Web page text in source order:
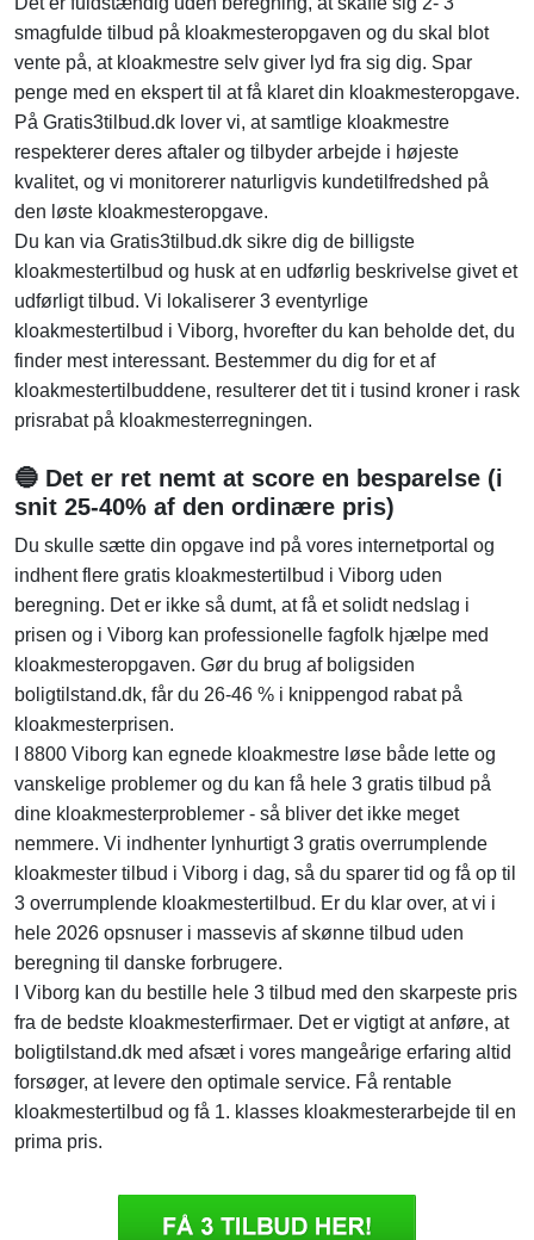
smagfulde tilbud på kloakmesteropgaven og du skal blot
vente på, at kloakmestre selv giver lyd fra sig dig. Spar
penge med en ekspert til at få klaret din kloakmesteropgave.
På Gratis3tilbud.dk lover vi, at samtlige kloakmestre
respekterer deres aftaler og tilbyder arbejde i højeste
kvalitet, og vi monitorerer naturligvis kundetilfredshed på
den løste kloakmesteropgave.
Du kan via Gratis3tilbud.dk sikre dig de billigste
kloakmestertilbud og husk at en udførlig beskrivelse givet et
udførligt tilbud. Vi lokaliserer 3 eventyrlige
kloakmestertilbud i Viborg, hvorefter du kan beholde det, du
finder mest interessant. Bestemmer du dig for et af
kloakmestertilbuddene, resulterer det tit i tusind kroner i rask
prisrabat på kloakmesterregningen.
🔵 Det er ret nemt at score en besparelse (i
snit 25-40% af den ordinære pris)
Du skulle sætte din opgave ind på vores internetportal og
indhent flere gratis kloakmestertilbud i Viborg uden
beregning. Det er ikke så dumt, at få et solidt nedslag i
prisen og i Viborg kan professionelle fagfolk hjælpe med
kloakmesteropgaven. Gør du brug af boligsiden
boligtilstand.dk, får du 26-46 % i knippengod rabat på
kloakmesterprisen.
I 8800 Viborg kan egnede kloakmestre løse både lette og
vanskelige problemer og du kan få hele 3 gratis tilbud på
dine kloakmesterproblemer - så bliver det ikke meget
nemmere. Vi indhenter lynhurtigt 3 gratis overrumplende
kloakmester tilbud i Viborg i dag, så du sparer tid og få op til
3 overrumplende kloakmestertilbud. Er du klar over, at vi i
hele 2026 opsnuser i massevis af skønne tilbud uden
beregning til danske forbrugere.
I Viborg kan du bestille hele 3 tilbud med den skarpeste pris
fra de bedste kloakmesterfirmaer. Det er vigtigt at anføre, at
boligtilstand.dk med afsæt i vores mangeårige erfaring altid
forsøger, at levere den optimale service. Få rentable
kloakmestertilbud og få 1. klasses kloakmesterarbejde til en
prima pris.